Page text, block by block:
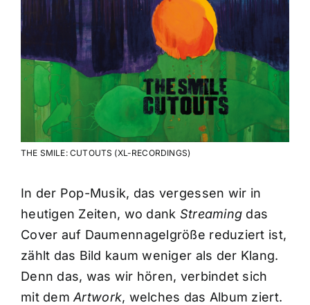
THE SMILE: CUTOUTS (XL-RECORDINGS)
In der Pop-Musik, das vergessen wir in
heutigen Zeiten, wo dank Streaming das
Cover auf Daumennagelgröße reduziert ist,
zählt das Bild kaum weniger als der Klang.
Denn das, was wir hören, verbindet sich
mit demArtwork, welches das Album ziert.